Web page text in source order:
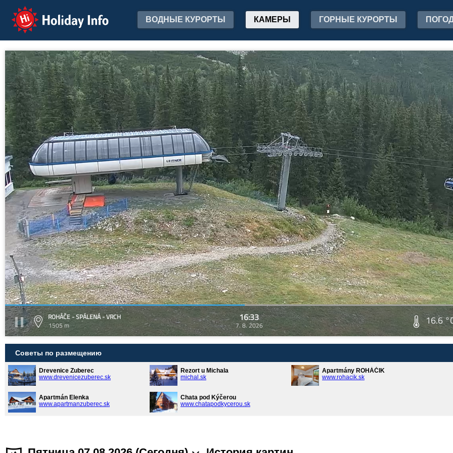
Holiday Info ВОДНЫЕ КУРОРТЫ КАМЕРЫ ГОРНЫЕ КУРОРТЫ
ROHÁČE - SPÁLENÁ - VRCH
1505 m
16:33
7. 8. 2026 16.6
Советы по размещению
Drevenice Zuberec
www.drevenicezuberec.sk
Rezort u Michala
michal.sk
Apartmány ROHÁČIK
www.rohacik.sk
Apartmán Elenka
www.apartmanzuberec.sk
Chata pod Kýčerou
www.chatapodkycerou.sk